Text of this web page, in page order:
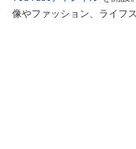
像やファッション、ライフ